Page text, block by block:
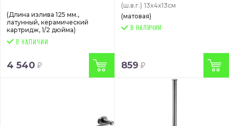
(Длина излива 125 мм.,
латунный, керамический
картридж, 1/2 дюйма)
4 540
(ш.в.г.) 13x4x13см
(матовая)
В НАЛИЧИИ
859